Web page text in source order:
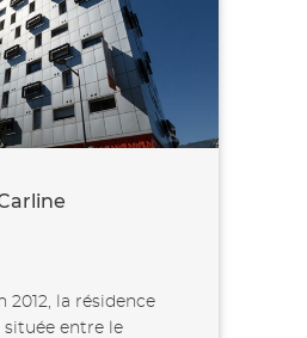
2012, la résidence
entre le